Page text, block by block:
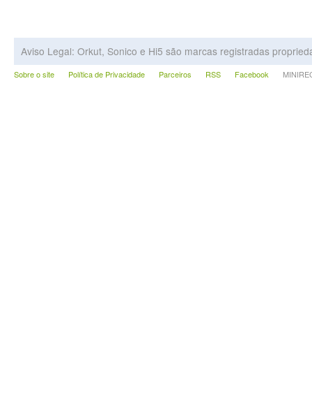
Aviso Legal: Orkut, Sonico e Hi5 são marcas registradas
Sobre o site Política de Privacidade Parceiros RSS Facebook